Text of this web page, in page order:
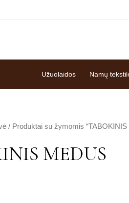
Užuolaidos Namų
/ Produktai su žymomis “TABOKINIS
MEDUS